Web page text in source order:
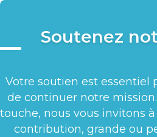
Soutenez
Votre soutien est essentiel
de continuer notre
touche, nous vous invitons
contribution, grande ou